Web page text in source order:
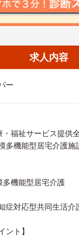
求人内容
ー
・福祉サービス提供
多機能型居宅介護施
機能型居宅介護
応型共同生
ント】